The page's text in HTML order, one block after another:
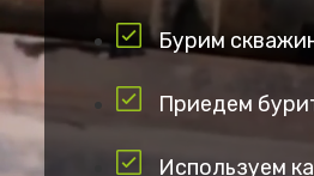
Бурим
Приедем
Используем